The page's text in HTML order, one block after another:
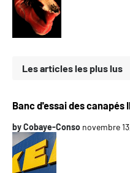
Les articles les plus lus
Banc d'essai des canapés
byCobaye-Conso novembre